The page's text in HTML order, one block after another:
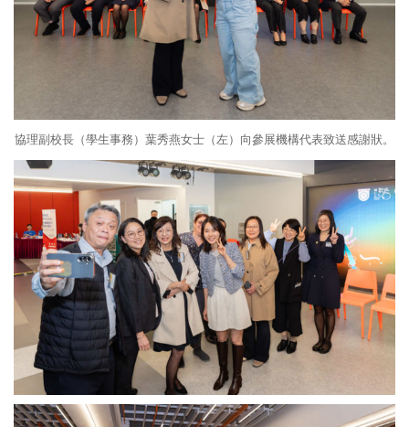
協理副校長（學生事務）葉秀燕女士（左）向參展機構代表致送感謝狀。